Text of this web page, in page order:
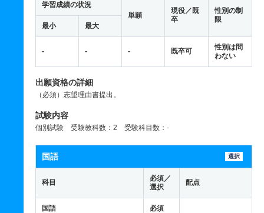
学習成績の状況
単願
現役／既
卒
性別の制
限
最小 最大
- - - 既卒可
性別は問
わない
出願資格の詳細
（必須）志望理由書提出。
試験内容
個別試験 受験教科数：2 受験科目数：-
国語 選択
科目
必須／
選択
配点
国語 必須